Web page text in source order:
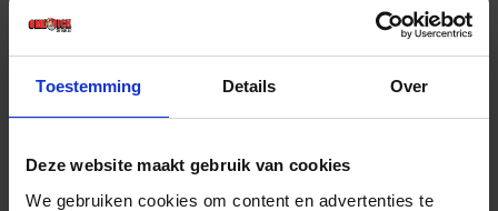
Toestemming Details Over
Deze website maakt gebruik van cookies
We gebruiken cookies om content en advertenties te
€ 0,68 incl. BTW
-
Bestel nu!